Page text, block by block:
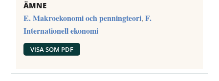
ÄMNE
E. Makroekonomi och penningteori,F.
Internationell ekonomi
VISA SOM PDF